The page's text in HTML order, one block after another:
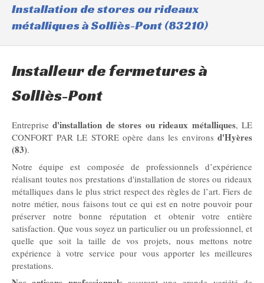
Installation de stores ou rideaux
métalliques à Solliès-Pont (83210)
Installeur de fermetures à
Solliès-Pont
Entreprise d'installation de stores ou rideaux métalliques, LE
CONFORT PAR LE STORE opère dans les environs d'Hyères
(83).
Notre équipe est composée de professionnels d’expérience
réalisant toutes nos prestations d'installation de stores ou rideaux
métalliques dans le plus strict respect des règles de l’art. Fiers de
notre métier, nous faisons tout ce qui est en notre pouvoir pour
préserver notre bonne réputation et obtenir votre entière
satisfaction. Que vous soyez un particulier ou un professionnel, et
quelle que soit la taille de vos projets, nous mettons notre
expérience à votre service pour vous apporter les meilleures
prestations.